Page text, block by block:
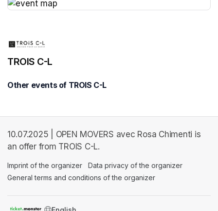
TROIS C-L
Other events of TROIS C-L
10.07.2025 | OPEN MOVERS avec Rosa Chimenti is
an offer from TROIS C-L.
Imprint of the organizer (opens in a new tab)
Data privacy of the organizer
General terms and conditions of the organizer